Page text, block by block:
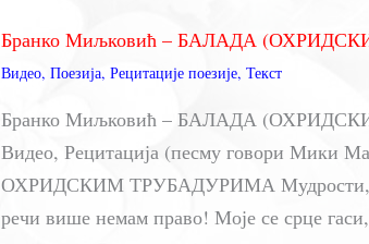
Бранко Миљковић – БАЛАДА
Видео, Поезија, Рецитације поезије, Текст
Бранко Миљковић – БАЛАДА
Видео, Рецитација (песму говори Мики
ОХРИДСКИМ ТРУБАДУРИМА Мудрости,
речи више немам право! Моје се срце